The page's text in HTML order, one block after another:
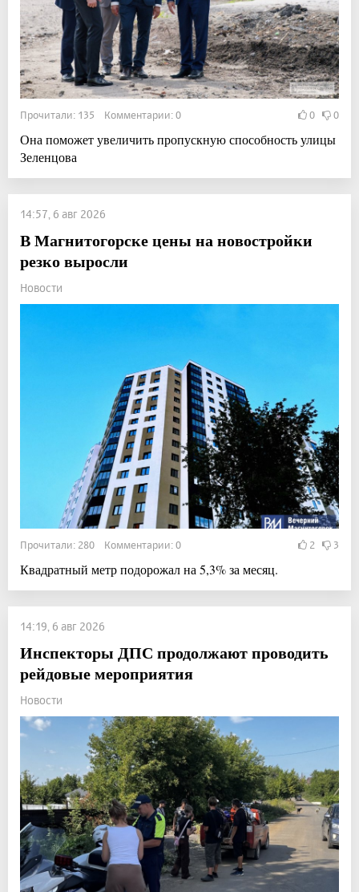
Прочитали: 135 Комментарии: 0 0 0
Она поможет увеличить пропускную способность улицы
Зеленцова
14:57, 6 авг 2026
В Магнитогорске цены на новостройки
резко выросли
Новости
Прочитали: 280 Комментарии: 0 2 3
Квадратный метр подорожал на 5,3% за месяц.
14:19, 6 авг 2026
Инспекторы ДПС продолжают проводить
рейдовые мероприятия
Новости